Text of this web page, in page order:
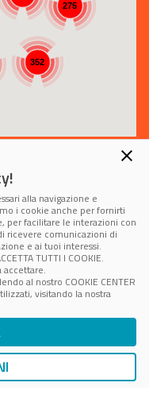
275
352
alla navigazione e
i cookie anche per fornirti
per facilitare le interazioni con
ricevere comunicazioni di
e ai tuoi interessi.
TUTTI I COOKIE.
al nostro COOKIE CENTER
visitando la nostra